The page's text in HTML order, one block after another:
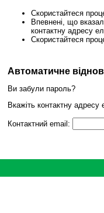
Скористайтеся
Впевнені, що
контактну адресу
Скористайтеся
Автоматичне
Ви забули пароль?
Вкажіть контактну адресу
Контактний email: